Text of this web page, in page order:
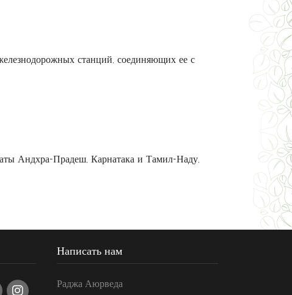
станций, соединяющих ее с
Андхра-Прадеш, Карнатака и Тамил-Наду,
Написать нам
Раджа Аюрведа